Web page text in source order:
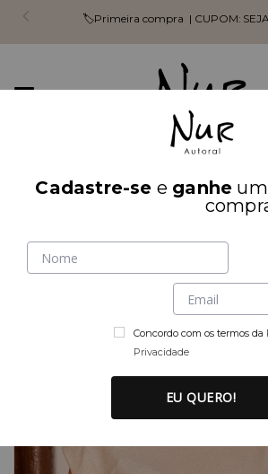
🏷️Primeira compra | CUPOM:
Mudar
INÍCIO PARTE DE CIMA
Cadastre-se e ganhe um
Concordo com os termos da
Privacidade
EU QUERO!